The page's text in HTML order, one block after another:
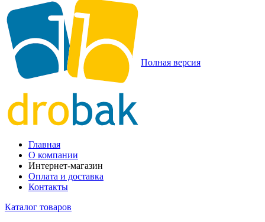
Полная версия
Главная
О компании
Интернет-магазин
Оплата и доставка
Контакты
Каталог товаров